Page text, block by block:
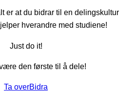
er at du bidrar til en delingskultur
hverandre med studiene!
Just do it!
den første til å dele!
Ta overBidra